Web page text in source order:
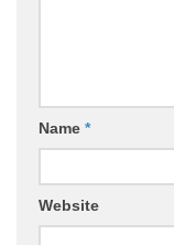
Name *
Website